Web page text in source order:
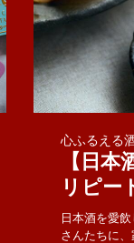
心ふるえる
【日
リピー
日本酒を愛
さんたちに、